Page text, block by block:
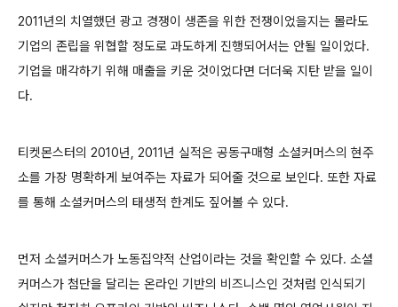
2011년의 치열했던 광고 경쟁이 생존을 위한 전쟁이었을지는 몰라도
기업의 존립을 위협할 정도로 과도하게 진행되어서는 안될 일이었다.
기업을 매각하기 위해 매출을 키운 것이었다면 더더욱 지탄 받을 일이
다.
티켓몬스터의 2010년, 2011년 실적은 공동구매형 소셜커머스의 현주
소를 가장 명확하게 보여주는 자료가 되어줄 것으로 보인다. 또한 자료
를 통해 소셜커머스의 태생적 한계도 짚어볼 수 있다.
먼저 소셜커머스가 노동집약적 산업이라는 것을 확인할 수 있다. 소셜
커머스가 첨단을 달리는 온라인 기반의 비즈니스인 것처럼 인식되기